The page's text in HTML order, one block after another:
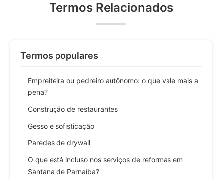
Termos Relacionados
Termos populares
Empreiteira ou pedreiro autônomo: o que vale mais a
pena?
Construção de restaurantes
Gesso e sofisticação
Paredes de drywall
O que está incluso nos serviços de reformas em
Santana de Parnaíba?